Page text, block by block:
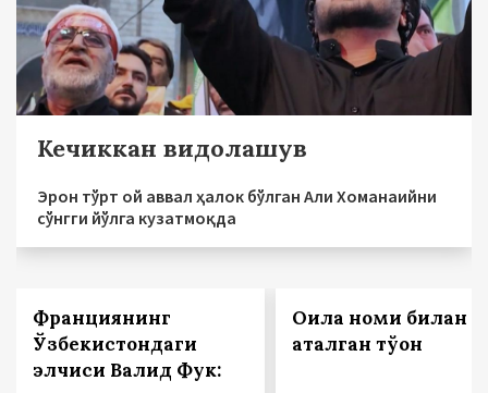
Кечиккан видолашув
Эрон тўрт ой аввал ҳалок бўлган Али Хоманаийни
сўнгги йўлга кузатмоқда
Франциянинг
Ўзбекистондаги
элчиси Валид Фук:
Оила номи билан
аталган тўғон